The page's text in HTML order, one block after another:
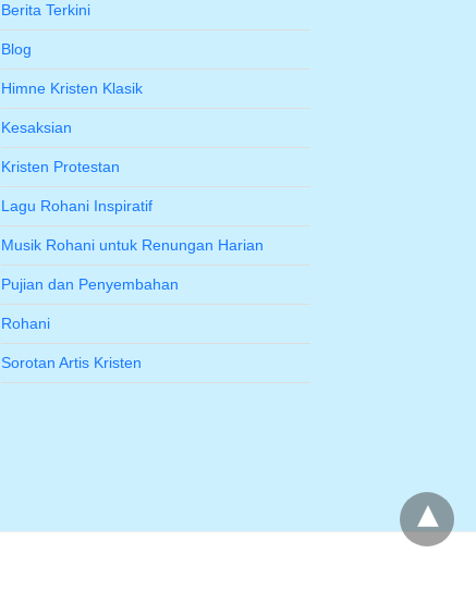
Berita Terkini
Blog
Himne Kristen Klasik
Kesaksian
Kristen Protestan
Lagu Rohani Inspiratif
Musik Rohani untuk Renungan Harian
Pujian dan Penyembahan
Rohani
Sorotan Artis Kristen